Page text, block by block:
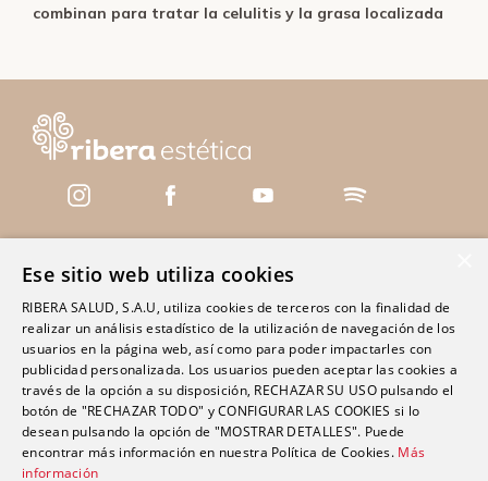
combinan para tratar la celulitis y la grasa localizada
Servicios
Centros
Clínica Polusa Santo Domingo
Clínica Ribera Ciudad Quesada
Clínica Ribera Cartagena
Clínica Ribera Mestalla
Ese sitio web utiliza cookies
RIBERA SALUD, S.A.U, utiliza cookies de terceros con la finalidad de
realizar un análisis estadístico de la utilización de navegación de los
usuarios en la página web, así como para poder impactarles con
publicidad personalizada. Los usuarios pueden aceptar las cookies a
través de la opción a su disposición, RECHAZAR SU USO pulsando el
botón de "RECHAZAR TODO" y CONFIGURAR LAS COOKIES si lo
desean pulsando la opción de "MOSTRAR DETALLES". Puede
encontrar más información en nuestra Política de Cookies. Más
información